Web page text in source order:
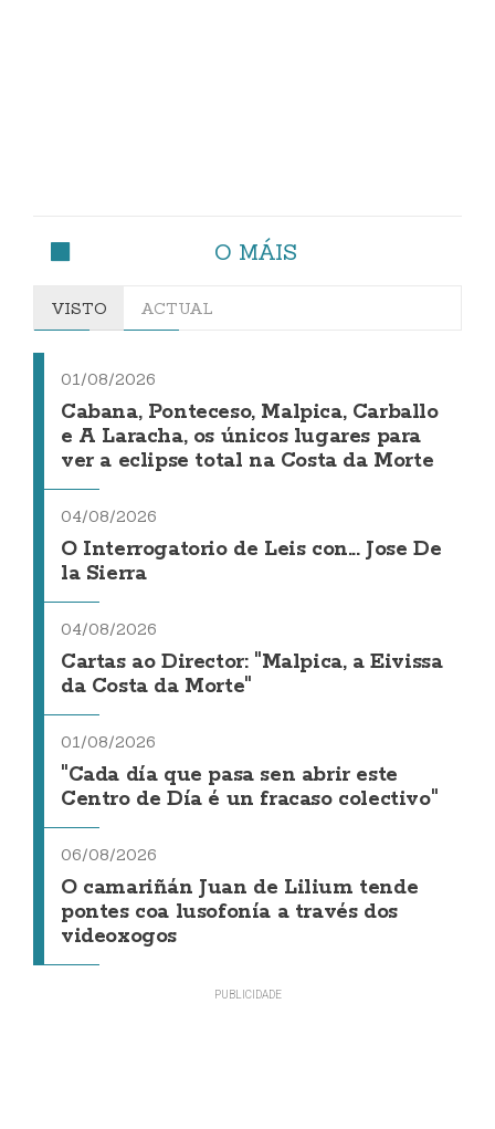
O MÁIS
VISTO ACTUAL
01/08/2026
Cabana, Ponteceso, Malpica, Carballo
e A Laracha, os únicos lugares para
ver a eclipse total na Costa da Morte
04/08/2026
O Interrogatorio de Leis con... Jose De
la Sierra
04/08/2026
Cartas ao Director: "Malpica, a Eivissa
da Costa da Morte"
01/08/2026
"Cada día que pasa sen abrir este
Centro de Día é un fracaso colectivo"
06/08/2026
O camariñán Juan de Lilium tende
pontes coa lusofonía a través dos
videoxogos